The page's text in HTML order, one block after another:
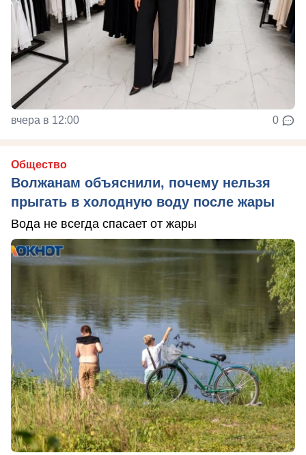
вчера в 12:00 0
Общество
Волжанам объяснили, почему нельзя
прыгать в холодную воду после жары
Вода не всегда спасает от жары